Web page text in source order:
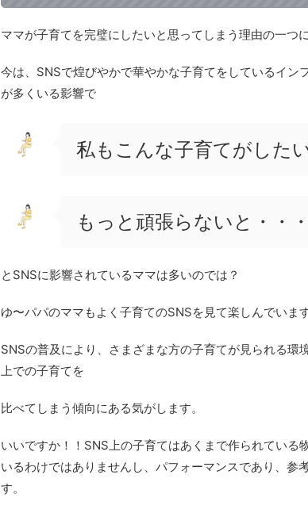
ママが子育てを完璧にしたいと思ってしまう理由の一つ
今は、SNSで煌びやかで華やかな子育てをしているイン
が多くいる影響で
私もこんな子育てがした
もっと頑張らないと・・・
とSNSに影響されているママは多いのでは？
ゆ〜パパのママもよく子育てのSNSを見て楽しんでいます
SNSの普及により、さまざまな方の子育てが見られる環
上での子育てを
比べてしまう傾向にある気がします。
いいですか！！SNS上の子育てはあくまで作られている
いるわけではありませんし、パフォーマンスであり、参
す。